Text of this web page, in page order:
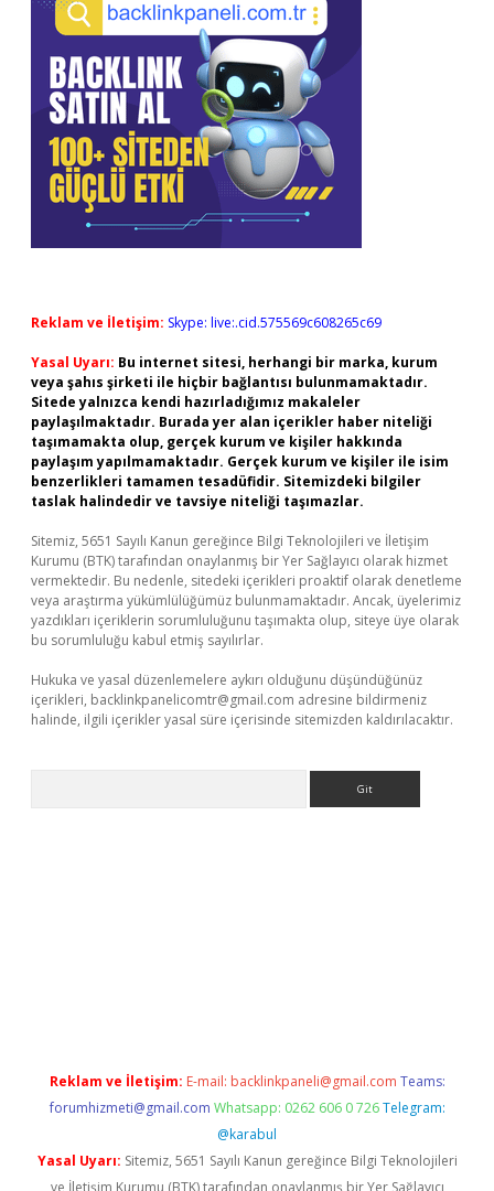
Reklam ve İletişim: Skype: live:.cid.575569c608265c69
Yasal Uyarı: Bu internet sitesi, herhangi bir marka, kurum
veya şahıs şirketi ile hiçbir bağlantısı bulunmamaktadır.
Sitede yalnızca kendi hazırladığımız makaleler
paylaşılmaktadır. Burada yer alan içerikler haber niteliği
taşımamakta olup, gerçek kurum ve kişiler hakkında
paylaşım yapılmamaktadır. Gerçek kurum ve kişiler ile isim
benzerlikleri tamamen tesadüfidir. Sitemizdeki bilgiler
taslak halindedir ve tavsiye niteliği taşımazlar.
Sitemiz, 5651 Sayılı Kanun gereğince Bilgi Teknolojileri ve İletişim
Kurumu (BTK) tarafından onaylanmış bir Yer Sağlayıcı olarak hizmet
vermektedir. Bu nedenle, sitedeki içerikleri proaktif olarak denetleme
veya araştırma yükümlülüğümüz bulunmamaktadır. Ancak, üyelerimiz
yazdıkları içeriklerin sorumluluğunu taşımakta olup, siteye üye olarak
bu sorumluluğu kabul etmiş sayılırlar.
Hukuka ve yasal düzenlemelere aykırı olduğunu düşündüğünüz
içerikleri, backlinkpanelicomtr@gmail.com adresine bildirmeniz
halinde, ilgili içerikler yasal süre içerisinde sitemizden kaldırılacaktır.
Reklam ve İletişim: E-mail: backlinkpaneli@gmail.com Teams:
forumhizmeti@gmail.com Whatsapp: 0262 606 0 726 Telegram:
@karabul
Yasal Uyarı: Sitemiz, 5651 Sayılı Kanun gereğince Bilgi Teknolojileri
ve İletişim Kurumu (BTK) tarafından onaylanmış bir Yer Sağlayıcı